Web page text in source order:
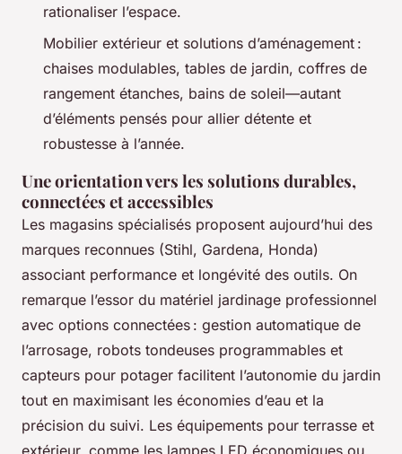
rationaliser l’espace.
Mobilier extérieur et solutions d’aménagement :
chaises modulables, tables de jardin, coffres de
rangement étanches, bains de soleil—autant
d’éléments pensés pour allier détente et
robustesse à l’année.
Une orientation vers les solutions durables,
connectées et accessibles
Les magasins spécialisés proposent aujourd’hui des
marques reconnues (Stihl, Gardena, Honda)
associant performance et longévité des outils. On
remarque l’essor du matériel jardinage professionnel
avec options connectées : gestion automatique de
l’arrosage, robots tondeuses programmables et
capteurs pour potager facilitent l’autonomie du jardin
tout en maximisant les économies d’eau et la
précision du suivi. Les équipements pour terrasse et
extérieur, comme les lampes LED économiques ou